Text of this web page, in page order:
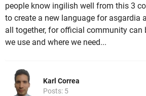
people know ingilish well from this 3
to create a new language for asgardia
all together, for official community can
we use and where we need...
Karl Correa
Posts: 5